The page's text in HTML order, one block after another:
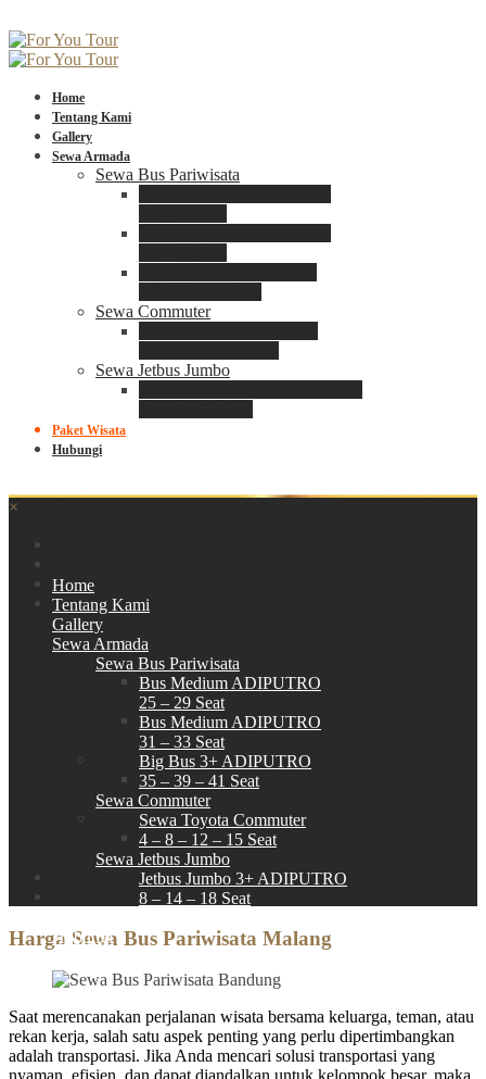
Home
Tentang Kami
Gallery
Sewa Armada
Sewa Bus Pariwisata
Sewa Commuter
Sewa Jetbus Jumbo
Paket Wisata
Hubungi
×
Home
Tentang Kami
Gallery
Sewa Armada
Sewa Bus Pariwisata
Bus Medium ADIPUTRO
25 – 29 Seat
Bus Medium ADIPUTRO
31 – 33 Seat
Big Bus 3+ ADIPUTRO
35 – 39 – 41 Seat
Sewa Commuter
Sewa Toyota Commuter
4 – 8 – 12 – 15 Seat
Sewa Jetbus Jumbo
Jetbus Jumbo 3+ ADIPUTRO
8 – 14 – 18 Seat
Hubungi
Harga Sewa Bus Pariwisata Malang
Saat merencanakan perjalanan wisata bersama keluarga, teman, atau
rekan kerja, salah satu aspek penting yang perlu dipertimbangkan
adalah transportasi. Jika Anda mencari solusi transportasi yang